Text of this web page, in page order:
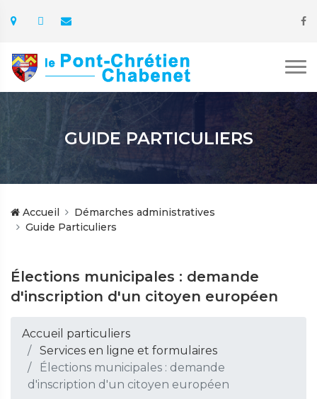
GUIDE PARTICULIERS
Accueil
Démarches administratives
Guide Particuliers
Élections municipales : demande
d'inscription d'un citoyen européen
Accueil particuliers
Services en ligne et formulaires
Élections municipales : demande
d'inscription d'un citoyen européen